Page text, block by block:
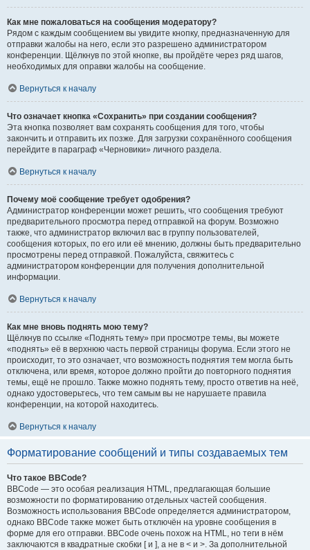
Как мне пожаловаться на сообщения модератору?
Рядом с каждым сообщением вы увидите кнопку, предназначенную для
отправки жалобы на него, если это разрешено администратором
конференции. Щёлкнув по этой кнопке, вы пройдёте через ряд шагов,
необходимых для оправки жалобы на сообщение.
Вернуться к началу
Что означает кнопка «Сохранить» при создании сообщения?
Эта кнопка позволяет вам сохранять сообщения для того, чтобы
закончить и отправить их позже. Для загрузки сохранённого сообщения
перейдите в параграф «Черновики» личного раздела.
Вернуться к началу
Почему моё сообщение требует одобрения?
Администратор конференции может решить, что сообщения требуют
предварительного просмотра перед отправкой на форум. Возможно
также, что администратор включил вас в группу пользователей,
сообщения которых, по его или её мнению, должны быть предварительно
просмотрены перед отправкой. Пожалуйста, свяжитесь с
администратором конференции для получения дополнительной
информации.
Вернуться к началу
Как мне вновь поднять мою тему?
Щёлкнув по ссылке «Поднять тему» при просмотре темы, вы можете
«поднять» её в верхнюю часть первой страницы форума. Если этого не
происходит, то это означает, что возможность поднятия тем могла быть
отключена, или время, которое должно пройти до повторного поднятия
темы, ещё не прошло. Также можно поднять тему, просто ответив на неё,
однако удостоверьтесь, что тем самым вы не нарушаете правила
конференции, на которой находитесь.
Вернуться к началу
Форматирование сообщений и типы создаваемых тем
Что такое BBCode?
BBCode — это особая реализация HTML, предлагающая большие
возможности по форматированию отдельных частей сообщения.
Возможность использования BBCode определяется администратором,
однако BBCode также может быть отключён на уровне сообщения в
форме для его отправки. BBCode очень похож на HTML, но теги в нём
заключаются в квадратные скобки [ и ], а не в < и >. За дополнительной